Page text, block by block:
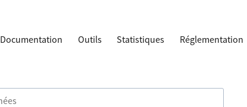
Documentation Outils Statistiques Réglementation